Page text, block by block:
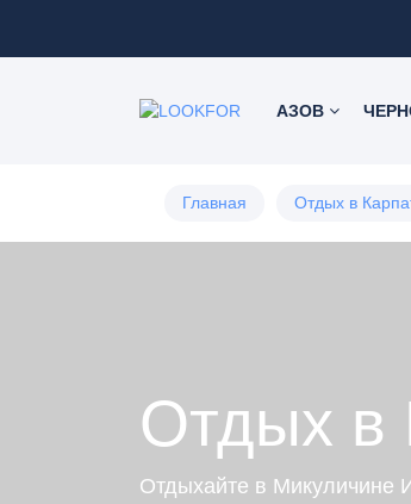
АЗОВ
Главная Отдых в
Отдых в
Отдыхайте в Микуличине